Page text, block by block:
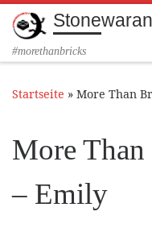
Zum Inhalt springen
#morethanbricks
Startseite » More Than
More
– Emily